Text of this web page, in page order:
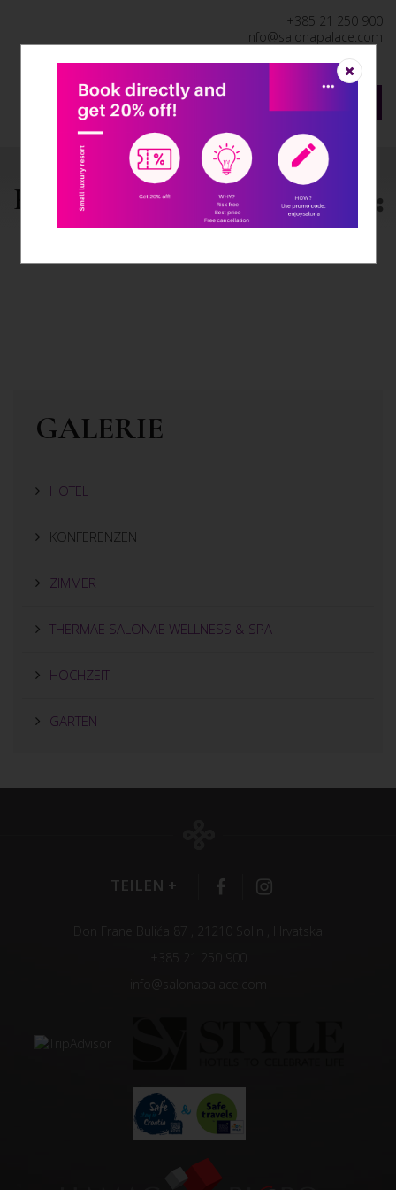
+385 21 250 900
info@salonapalace.com
KONFERENZEN
GALERIE
HOTEL
KONFERENZEN
ZIMMER
THERMAE SALONAE WELLNESS & SPA
HOCHZEIT
GARTEN
TEILEN +
Don Frane Bulića 87 , 21210 Solin , Hrvatska
+385 21 250 900
info@salonapalace.com